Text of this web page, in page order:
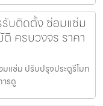
บติดตั้ง ซ่อมแซ่ม
ครบวงจร ราคา
แซ่ม ปรับปรุงประตูรีโมท
รดู